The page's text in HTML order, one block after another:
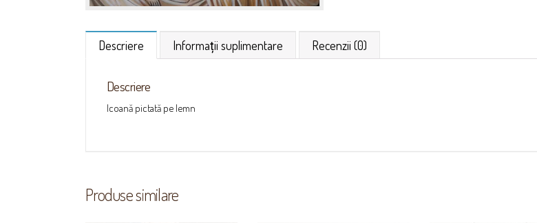
Descriere Informații suplimentare Recenzii (0)
Descriere
Icoană pictată pe lemn
Produse similare